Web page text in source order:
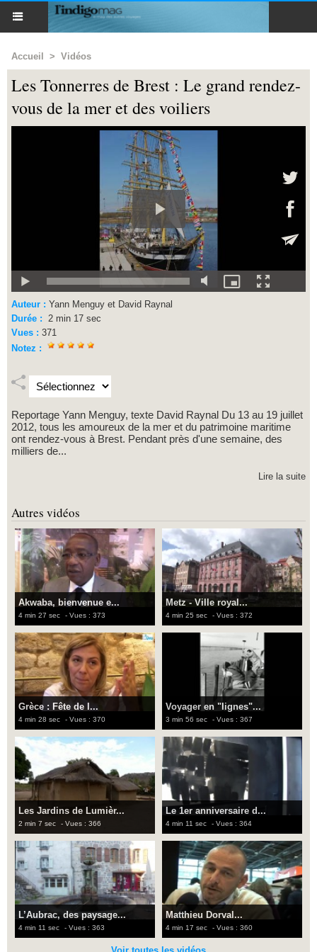
Accueil > Vidéos
Les Tonnerres de Brest : Le grand rendez-
vous de la mer et des voiliers
Auteur : Yann Menguy et David Raynal
Durée : 2 min 17 sec
Vues : 371
Notez :
Reportage Yann Menguy, texte David Raynal Du 13 au 19 juillet
2012, tous les amoureux de la mer et du patrimoine maritime
ont rendez-vous à Brest. Pendant près d'une semaine, des
milliers de...
Lire la suite
Autres vidéos
Akwaba, bienvenue e...
4 min 27 sec - Vues : 373
Metz - Ville royal...
4 min 25 sec - Vues : 372
Grèce : Fête de l...
4 min 28 sec - Vues : 370
Voyager en "lignes"...
3 min 56 sec - Vues : 367
Les Jardins de Lumièr...
2 min 7 sec - Vues : 366
Le 1er anniversaire d...
4 min 11 sec - Vues : 364
L’Aubrac, des paysage...
4 min 11 sec - Vues : 363
Matthieu Dorval...
4 min 17 sec - Vues : 360